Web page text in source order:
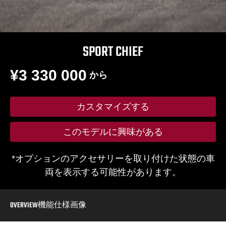
SPORT CHIEF
から
¥3 330 000
カスタマイズする
このモデルに興味がある
*オプションのアクセサリーを取り付けた状態の車
両を表示する可能性があります。
OVERVIEW機能仕様画像